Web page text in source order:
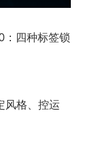
四种标签锁
格、控运